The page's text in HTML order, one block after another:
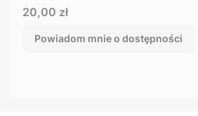
Cena
20,00 zł
Powiadom mnie o dostępności